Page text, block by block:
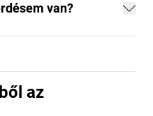
van?
az